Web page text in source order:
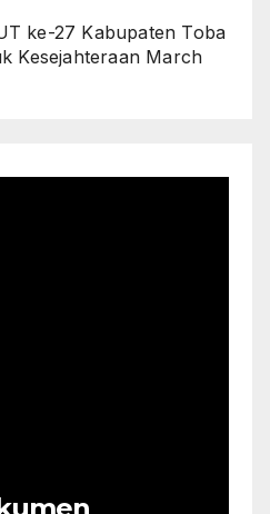
ke-27 Kabupaten Toba
Kesejahteraan March